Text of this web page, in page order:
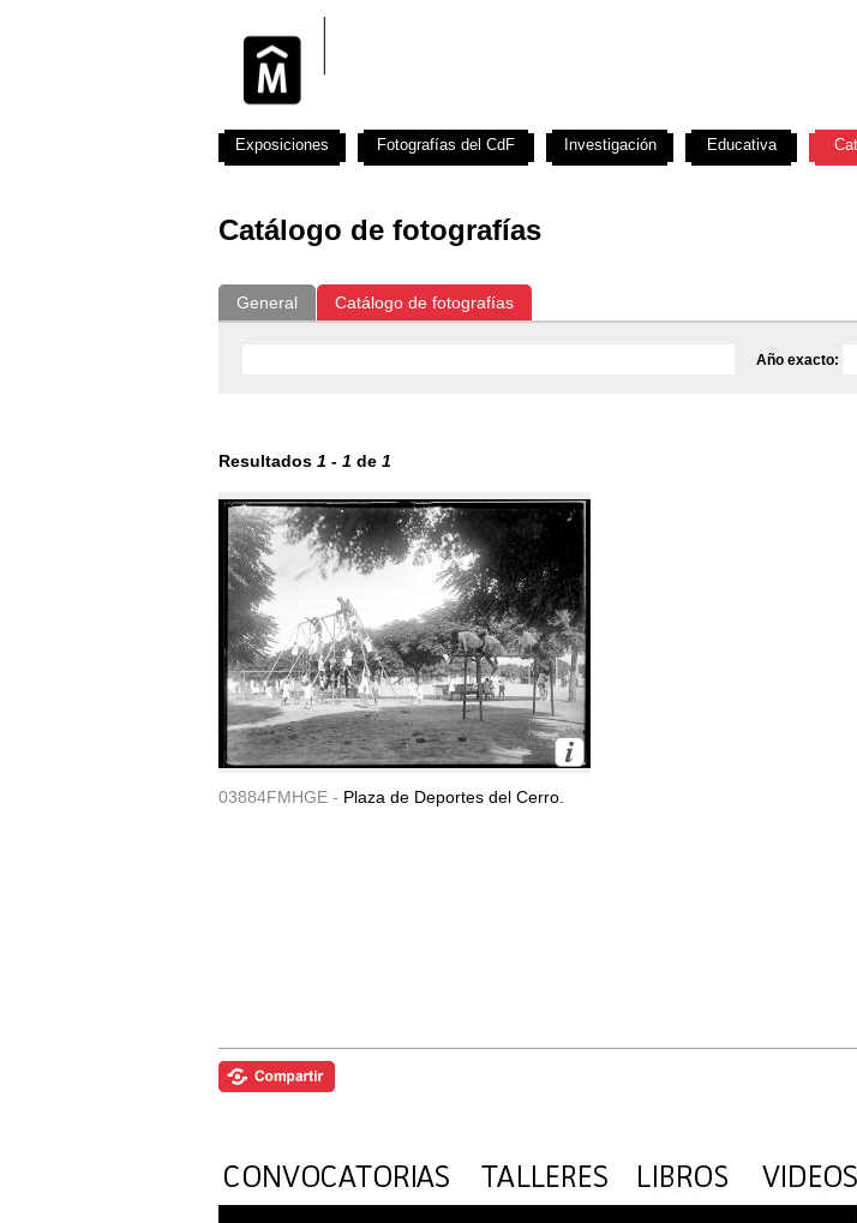
Catálogo de fotografías
General Catálogo de fotografías
Año exacto:
Resultados 1 - 1 de 1
03884FMHGE - Plaza de Deportes del Cerro.
Exposiciones Fotografías del CdF Investigación Educativa